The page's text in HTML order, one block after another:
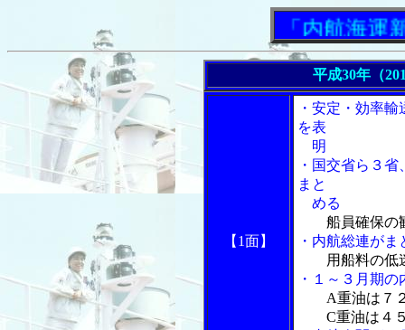
「内航海運新聞
平成30年（
【1面】
・安定・効率
を表
明
・国交省ら３
まと
める
船員確保の
・内航総連が
用船料の低
・１～３月期
A重油は７
C重油は４５